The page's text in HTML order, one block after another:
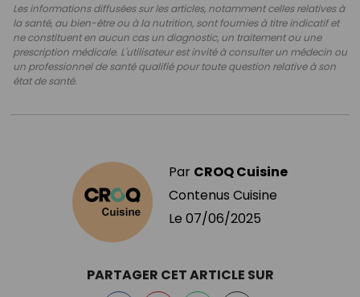
Les informations diffusées sur les articles, notamment celles relatives à
la santé, au bien-être ou à la nutrition, sont fournies à titre indicatif et
ne constituent en aucun cas un diagnostic, un traitement ou une
prescription médicale. L'utilisateur est invité à consulter un médecin ou
un professionnel de santé qualifié pour toute question relative à son
état de santé.
Par CROQ Cuisine
Contenus Cuisine
Le 07/06/2025
PARTAGER CET ARTICLE SUR